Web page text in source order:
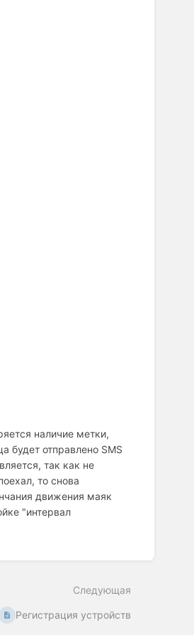
наличие метки,
будет отправлено SMS
так как не
то снова
движения маяк
"интервал
Следующая
Регистрация устройств